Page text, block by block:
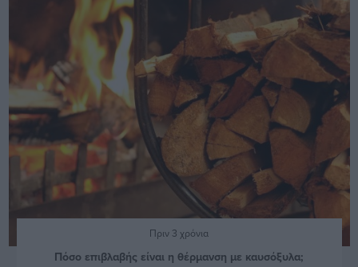
Πριν 3 χρόνια
Πόσο επιβλαβής είναι η θέρμανση με καυσόξυλα;